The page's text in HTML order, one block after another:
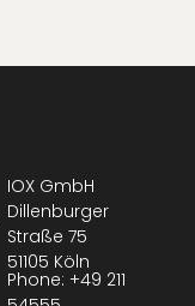
IOX GmbH
Dillenburger
Straße 75
51105 Köln
Phone: +49 211